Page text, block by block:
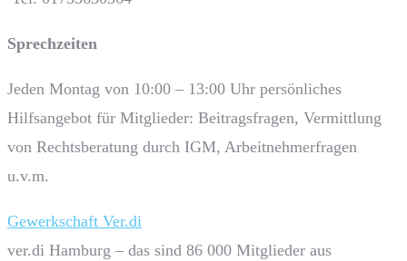
Sprech­zeiten
Jeden Montag von 10:00 – 13:00 Uhr persönliches
Hilfsangebot für Mitglieder: Beitragsfragen, Vermittlung
von Rechtsberatung durch IGM, Arbeitnehmerfragen
u.v.m.
Gewerkschaft Ver.di
ver.di Hamburg – das sind 86 000 Mitglieder aus